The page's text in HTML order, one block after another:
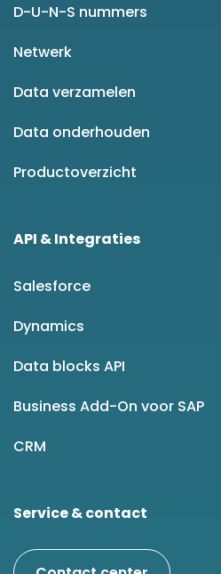
D-U-N-S nummers
Netwerk
Data verzamelen
Data onderhouden
Productoverzicht
API & Integraties
Salesforce
Dynamics
Data blocks API
Business Add-On voor SAP
CRM
Service & contact